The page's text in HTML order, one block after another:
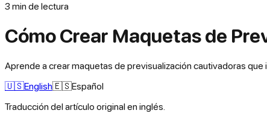
3 min de lectura
Cómo Crear Maquetas de
Aprende a crear maquetas de previsualización cautivadoras
🇺🇸English🇪🇸Español
Traducción del artículo original en inglés.